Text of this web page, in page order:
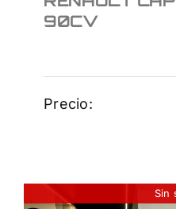
90CV
Precio:
Sin